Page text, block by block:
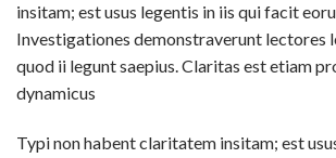
insitam; est usus legentis in iis qui facit
Investigationes demonstraverunt lectores
quod ii legunt saepius. Claritas est etiam
dynamicus
Typi non habent claritatem insitam; est